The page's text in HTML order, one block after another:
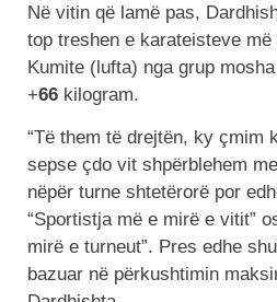
Në vitin që lamë pas,
top treshen e karateisteve
Kumite (lufta) nga grup
+66 kilogram.
“Të them të drejtën, ky çmim
sepse çdo vit shpërblehem
nëpër turne shtetërorë por
“Sportistja më e mirë e vitit”
mirë e turneut”. Pres edhe
bazuar në përkushtimin